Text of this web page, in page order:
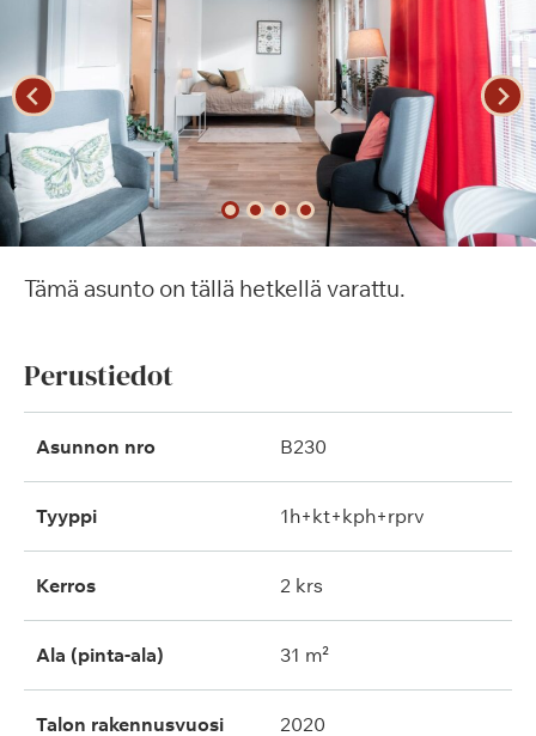
Tämä asunto on tällä hetkellä varattu.
Perustiedot
Asunnon nro B230
Tyyppi 1h+kt+kph+rprv
Kerros 2 krs
Ala (pinta-ala) 31 m²
Talon rakennusvuosi 2020